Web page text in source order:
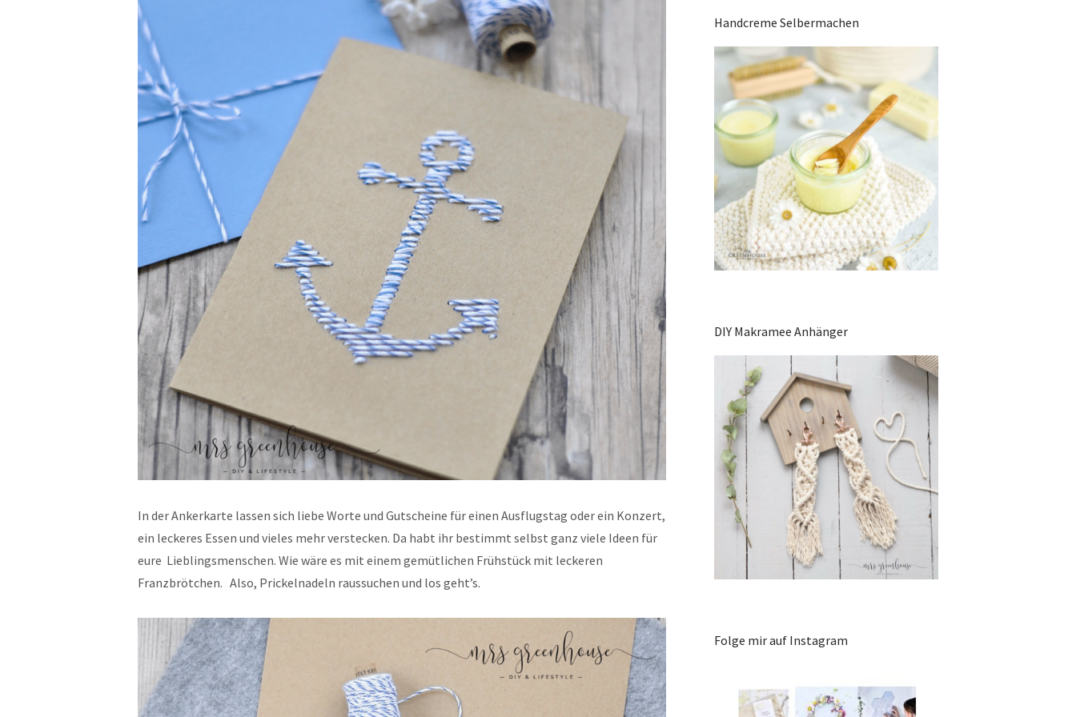
In der Ankerkarte lassen sich liebe Worte und Gutscheine für einen Ausflugstag oder ein Konzert,
ein leckeres Essen und vieles mehr verstecken. Da habt ihr bestimmt selbst ganz viele Ideen für
eure Lieblingsmenschen. Wie wäre es mit einem gemütlichen Frühstück mit leckeren
Franzbrötchen. Also, Prickelnadeln raussuchen und los geht’s.
Handcreme Selbermachen
DIY Makramee Anhänger
Folge mir auf Instagram